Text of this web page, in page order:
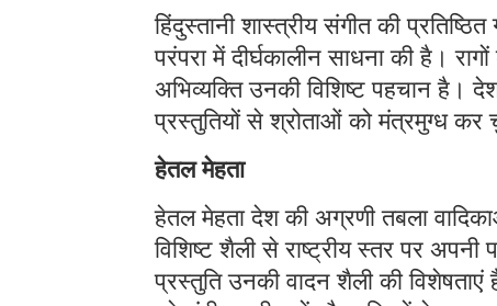
हिंदुस्तानी शास्त्रीय संगीत की
परंपरा में दीर्घकालीन साधना की है।
अभिव्यक्ति उनकी विशिष्ट पहचान है।
प्रस्तुतियों से श्रोताओं को मंत्रमुग्ध कर
हेतल मेहता
हेतल मेहता देश की अग्रणी तबला
विशिष्ट शैली से राष्ट्रीय स्तर पर
प्रस्तुति उनकी वादन शैली की